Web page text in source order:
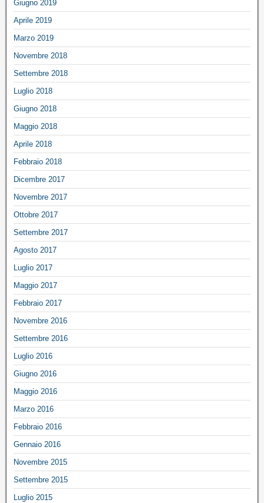
Giugno 2019
Aprile 2019
Marzo 2019
Novembre 2018
Settembre 2018
Luglio 2018
Giugno 2018
Maggio 2018
Aprile 2018
Febbraio 2018
Dicembre 2017
Novembre 2017
Ottobre 2017
Settembre 2017
Agosto 2017
Luglio 2017
Maggio 2017
Febbraio 2017
Novembre 2016
Settembre 2016
Luglio 2016
Giugno 2016
Maggio 2016
Marzo 2016
Febbraio 2016
Gennaio 2016
Novembre 2015
Settembre 2015
Luglio 2015